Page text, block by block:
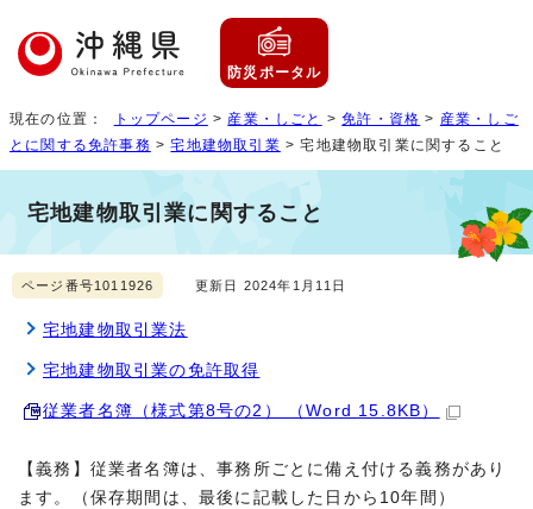
防災ポータル
現在の位置： トップページ > 産業・しごと >免許・資格 > 産業・しご
とに関する免許事務 >宅地建物取引業 > 宅地建物取引業に関すること
宅地建物取引業に関すること
ページ番号1011926 更新日 2024年1月11日
宅地建物取引業法
宅地建物取引業の免許取得
従業者名簿（様式第8号の2） （Word 15.8KB）
【義務】従業者名簿は、事務所ごとに備え付ける義務があり
ます。（保存期間は、最後に記載した日から10年間）